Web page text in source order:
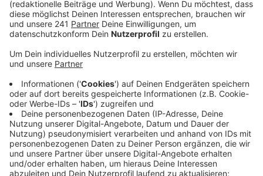
aufgegeben.
Veröffentlicht:Mittwoch, 11.09.2024 17:24
Anzeige
Doch bisher hat die Stadt keinen Investor gefunden -
Interessenten sind wieder abgesprungen. Die Politik
hat im zuständigen Ausschuss über das Thema
gesprochen. Das größte Problem aus Sicht der Stadt:
Keine Investoren, kein Geld. Und das Geld aus diesem
Bauprojekt wollte die Stadt eigentlich nutzen, um das